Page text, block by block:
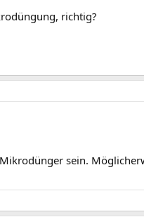
richtig?
sein.